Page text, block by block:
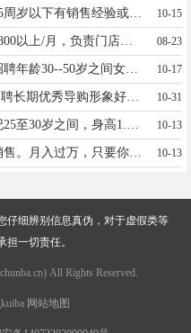
招聘营业员招聘要求：女性45周岁以下有销售经验或从事精品水果相关经验者优先待遇优厚工作地址：伊春市伊美区溪语墅西门小π甄选果品.联系方式：19104585222先生19104585222 10-15
大商金尔曼招珠宝顾问若干3800以上/月，负责门店销售。社保，晋升空间，带薪培训，带薪休假应聘标准：有销售经验优先，公司给予平台，提供学习机会，有较强的沟通能力，有责任心。电话13846633003梅女士梅蕾13846633003 08-23
伊美区永康推拿总店和分店招聘年龄30--50岁之间女性性格温和喜爱学习喜欢养生者优先有无经验均可免费培训月薪2000元月休2天中午有工作餐百分之五提成顾客都是预约上门工作环境优雅家不是本市的可在店里住宿周经理13104584577 10-17
伊春百货大楼一楼ecco专柜招聘长期优秀导购形象好，气质佳，35岁以下热爱零售行业，学习能力强有责任心，有集体荣誉感有同等品牌销售经验者优先底薪+提成+5天年假+生日福利+法定假日三薪+五险一金杨女士13845839191 10-31
10-13
万达酒店，酒店式公寓产品销售。月入过万，只要你来。任职要求：年龄20-40岁，男女均可。培训后上岗，有无房地产销售经验均可，工作时间早九晚五，免费供午餐。工作环境好薪资待遇好。马总13384583658 10-13
仔细辨别信息真伪，对于虚假类等
一切责任。
All Rights Reserved.
网站地图